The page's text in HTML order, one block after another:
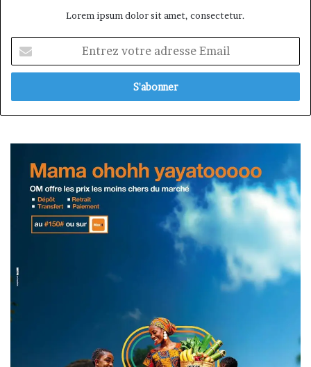
Lorem ipsum dolor sit amet, consectetur.
votre
adresse